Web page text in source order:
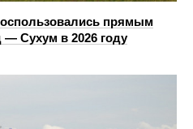
прямым
Сухум в 2026 году